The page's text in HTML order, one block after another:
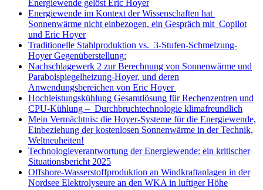
Energiewende gelöst Eric Hoyer
Energiewende im Kontext der Wissenschaften hat
Sonnenwärme nicht einbezogen, ein Gespräch mit Copilot
und Eric Hoyer
Traditionelle Stahlproduktion vs. 3-Stufen-Schmelzung-
Hoyer Gegenüberstellung:
Nachschlagewerk 2 zur Berechnung von Sonnenwärme und
Parabolspiegelheizung-Hoyer, und deren
Anwendungsbereichen von Eric Hoyer
Hochleistungskühlung Gesamtlösung für Rechenzentren und
CPU-Kühlung – Durchbruchtechnologie klimafreundlich
Mein Vermächtnis: die Hoyer-Systeme für die Energiewende,
Einbeziehung der kostenlosen Sonnenwärme in der Technik,
Weltneuheiten!
Technologieverantwortung der Energiewende: ein kritischer
Situationsbericht 2025
Offshore-Wasserstoffproduktion an Windkraftanlagen in der
Nordsee Elektrolyseure an den WKA in luftiger Höhe